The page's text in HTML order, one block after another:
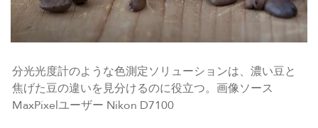
分光光度計のような色測定ソリューションは、濃い豆と
焦げた豆の違いを見分けるのに役立つ。画像ソース
MaxPixelユーザー Nikon D7100